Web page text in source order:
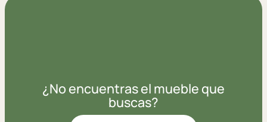
¿No encuentras el mueble que
buscas?